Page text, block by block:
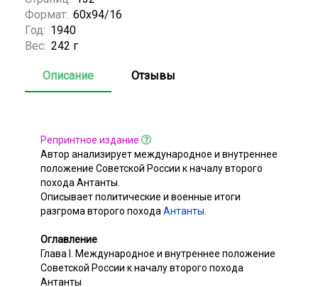
Формат: 60x94/16
Год: 1940
Вес: 242 г
Описание Отзывы
Репринтное издание
Автор анализирует международное и внутреннее
положение Советской России к началу второго
похода Антанты.
Описывает политические и военные итоги
разгрома второго похода Антанты
Оглавление
Глава I. Международное и внутреннее положение
Советской России к началу второго похода
Антанты